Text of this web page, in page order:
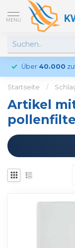
MENU
Über 40.000
Startseite /
Artikel